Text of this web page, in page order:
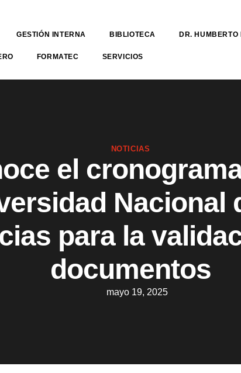
GESTIÓN INTERNA BIBLIOTECA DR. HUMBERTO
FORMATEC SERVICIOS
NOTICIAS
el
Nacional
para la
documentos
mayo 19, 2025